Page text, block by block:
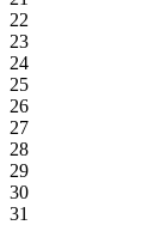
22
23
24
25
26
27
28
29
30
31